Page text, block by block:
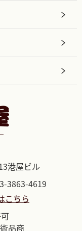
港屋ビル
3863-4619
こちら
品商